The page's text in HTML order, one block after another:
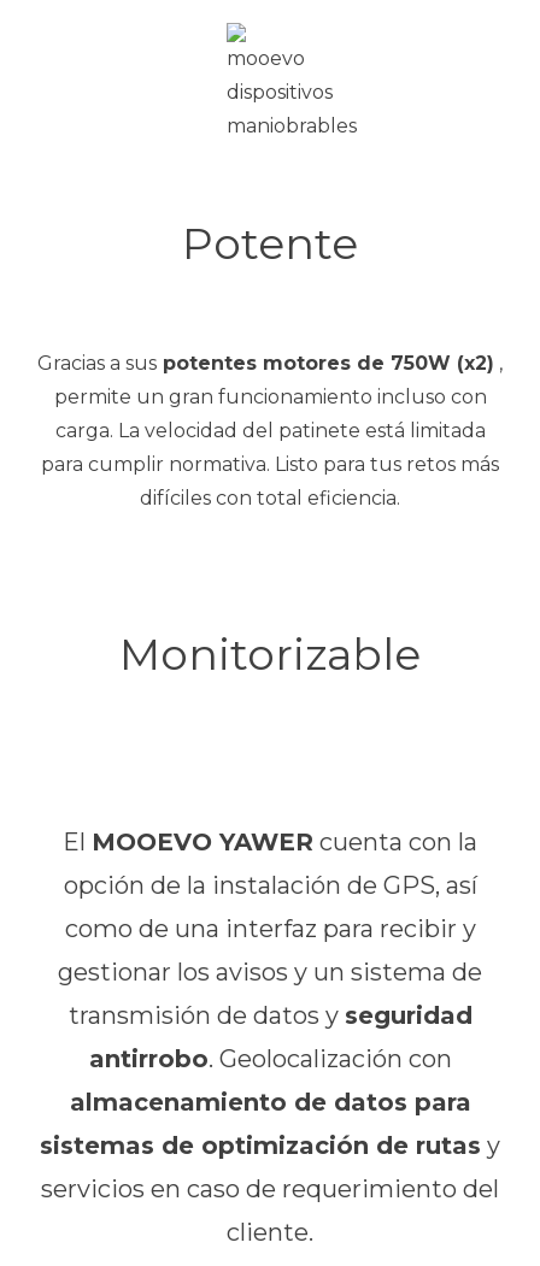
Potente
Gracias a sus potentes motores de 750W (x2) ,
permite un gran funcionamiento incluso con
carga. La velocidad del patinete está limitada
para cumplir normativa. Listo para tus retos más
difíciles con total eficiencia.
Monitorizable
El MOOEVO YAWER cuenta con la
opción de la instalación de GPS, así
como de una interfaz para recibir y
gestionar los avisos y un sistema de
transmisión de datos y seguridad
antirrobo. Geolocalización con
almacenamiento de datos para
sistemas de optimización de rutas y
servicios en caso de requerimiento del
cliente.